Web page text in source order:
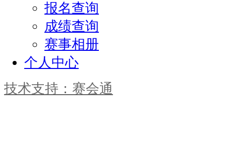
报名查询
成绩查询
赛事相册
个人中心
技术支持：赛会通